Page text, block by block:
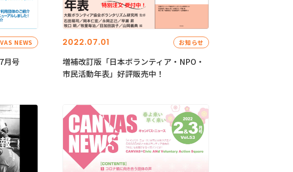
NEWS
月号
2022.07.01 お知らせ
増補改訂版「日本ボランティア・NPO・
市民活動年表」好評販売中！